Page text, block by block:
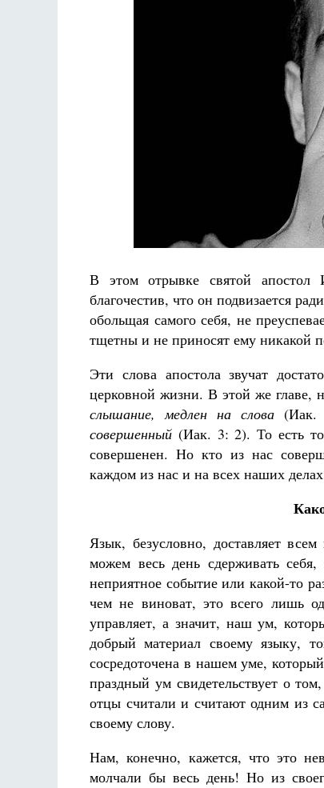
В этом отрывке святой апостол
благочестив, что он подвизается
обольщая самого себя, не
тщетны и не приносят ему никакой
Эти слова апостола звучат
церковной жизни. В этой же главе,
слышание, медлен на слова
совершенный (Иак. 3: 2). То есть
совершенен. Но кто из нас
каждом из нас и на всех наших
Язык, безусловно, доставляет
можем весь день сдерживать
неприятное событие или какой-то
чем не виноват, это всего лишь
управляет, а значит, наш ум,
добрый материал своему языку,
сосредоточена в нашем уме,
праздный ум свидетельствует о
отцы считали и считают одним из
своему слову.
Нам, конечно, кажется, что это
молчали бы весь день! Но из
Разлуки не будет